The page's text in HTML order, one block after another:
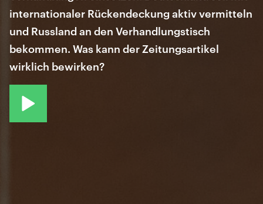
internationaler Rückendeckung aktiv vermitteln
und Russland an den Verhandlungstisch
bekommen. Was kann der Zeitungsartikel
wirklich bewirken?